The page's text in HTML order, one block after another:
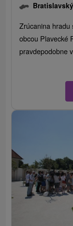
Zrúcanina hradu
obcou Plavecké
pravdepodobne